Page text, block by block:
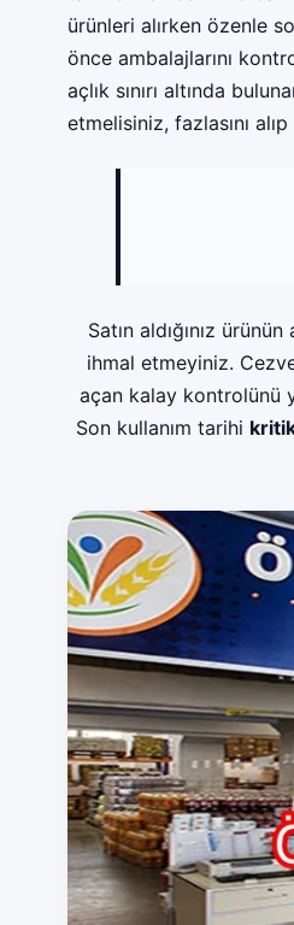
ürünleri alırken özenle
önce ambalajlarını
açlık sınırı altında
etmelisiniz, fazlasını
Satın aldığınız
ihmal etmeyiniz.
açan kalay kontrolünü
Son kullanım tarihi